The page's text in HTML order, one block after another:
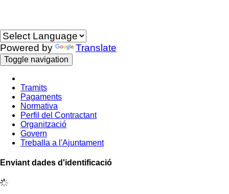
Powered by Translate
Toggle navigation
Tramits
Pagaments
Normativa
Perfil del Contractant
Organització
Govern
Treballa a l'Ajuntament
Enviant dades d'identificació